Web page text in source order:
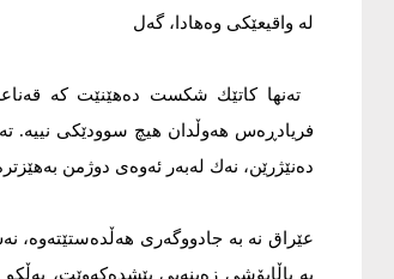
لە واقیعێکی وەھادا، گەل
تەنها کاتێك شکست دەهێنێت کە
فریادڕەس ھەوڵدان هیچ سوودێکی نییە.
دەنێژرێن، نەك لەبەر ئەوەی دوژمن
عێراق نە بە جادووگەری هەڵدەستێتەوە،
بە باڵاپۆشی زەینەبی پێشدەکەوێت،